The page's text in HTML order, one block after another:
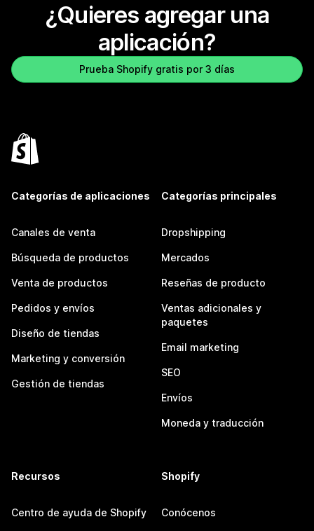
¿Quieres agregar una
aplicación?
Prueba Shopify gratis por 3 días
Categorías de aplicaciones
Canales de venta
Búsqueda de productos
Venta de productos
Pedidos y envíos
Diseño de tiendas
Marketing y conversión
Gestión de tiendas
Categorías principales
Dropshipping
Mercados
Reseñas de producto
Ventas adicionales y
paquetes
Email marketing
SEO
Envíos
Moneda y traducción
Recursos
Centro de ayuda de Shopify
Shopify
Conócenos